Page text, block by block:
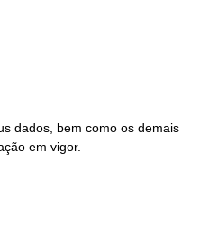
dados, bem como os demais
em vigor.